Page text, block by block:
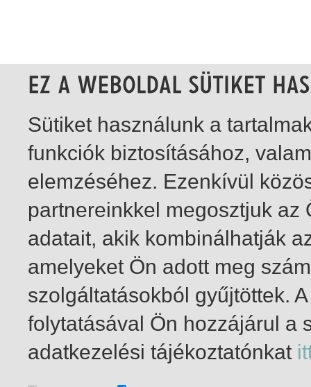
1-1 / összesen 1 találat
Sütiket használunk a
funkciók biztosításához,
elemzéséhez. Ezenkívül
partnereinkkel megosztjuk
adatait, akik kombinálhatják
amelyeket Ön adott meg
szolgáltatásokból gyűjtöttek.
folytatásával Ön hozzájárul a
adatkezelési tájékoztatónkat